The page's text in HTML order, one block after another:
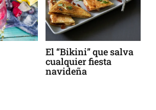
El “Bikini” que salva
cualquier fiesta
navideña